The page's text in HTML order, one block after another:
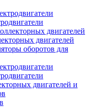
двигателей
двигателей
оборотов для
двигателей и